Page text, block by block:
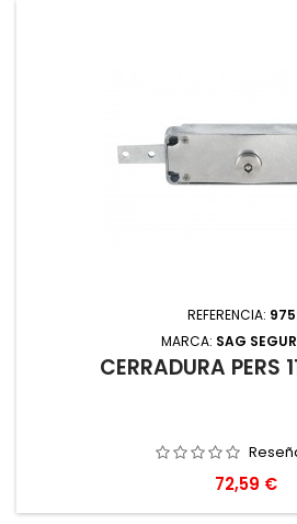
REFERENCIA:
MARCA: SAG
CERRADURA PERS
Precio
72,59 €